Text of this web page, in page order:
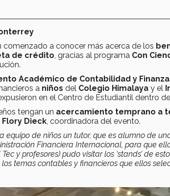
comenzado a conocer más acerca de los
de crédito , gracias al programa Con
Académico de Contabilidad y
a niños del Colegio Himalaya y el
en el Centro de Estudiantil dentro
tengan un acercamiento temprano a
Dieck , coordinadora del evento.
equipo de niños un tutor, que es alumno de
Financiera Internacional, para que
y profesores) pudo visitar los ‘stands’ de
temas contables y financieros que ellos